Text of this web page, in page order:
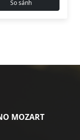
So sánh
MOZART